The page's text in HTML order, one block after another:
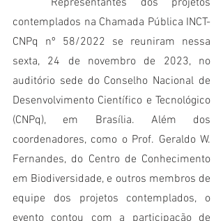
contemplados na Chamada Pública INCT-
CNPq nº 58/2022 se reuniram nessa
sexta, 24 de novembro de 2023, no
auditório sede do Conselho Nacional de
Desenvolvimento Científico e Tecnológico
(CNPq), em Brasília. Além dos
coordenadores, como o Prof. Geraldo W.
Fernandes, do Centro de Conhecimento
em Biodiversidade, e outros membros de
equipe dos projetos contemplados, o
evento contou com a participação de